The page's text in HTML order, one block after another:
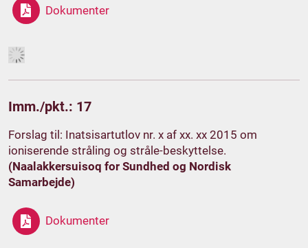
Dokumenter
Imm./pkt.: 17
Forslag til: Inatsisartutlov nr. x af xx. xx 2015 om
ioniserende stråling og stråle-beskyttelse.
(Naalakkersuisoq for Sundhed og Nordisk
Samarbejde)
Dokumenter